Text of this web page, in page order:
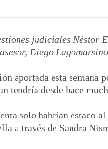
judiciales
Diego
aportada esta semana
tendría desde hace
solo habrían estado
a través de Sandra